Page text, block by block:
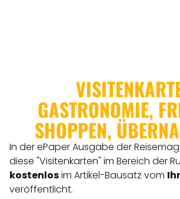
GASTRONOMIE,
SHOPPEN,
In der ePaper Ausgabe der
diese "Visitenkarten" im Bereich der
kostenlosim Artikel-Bausatz vom
veröffentlicht.